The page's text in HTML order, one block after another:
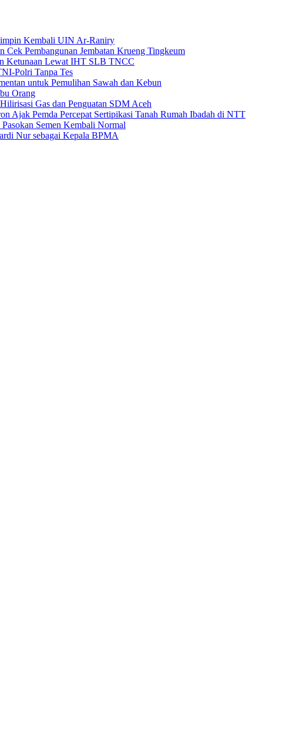
Kembali UIN Ar-Raniry
Pembangunan Jembatan Krueng Tingkeum
Ketunaan Lewat IHT SLB TNCC
Polri Tanpa Tes
untuk Pemulihan Sawah dan Kebun
Orang
Gas dan Penguatan SDM Aceh
Ajak Pemda Percepat Sertipikasi Tanah Rumah Ibadah di NTT
Semen Kembali Normal
Nur sebagai Kepala BPMA